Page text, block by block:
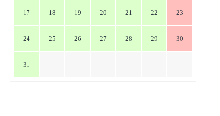
17 18 19 20 21 22 23
24 25 26 27 28 29 30
31